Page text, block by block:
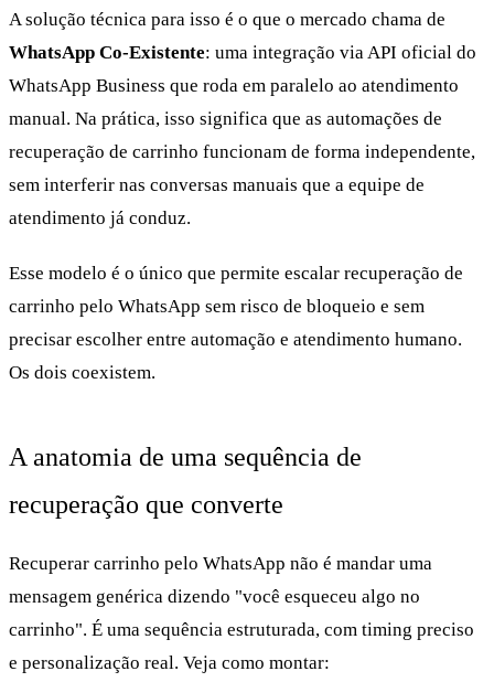
A solução técnica para isso é o que o mercado chama de
WhatsApp Co-Existente: uma integração via API oficial do
WhatsApp Business que roda em paralelo ao atendimento
manual. Na prática, isso significa que as automações de
recuperação de carrinho funcionam de forma independente,
sem interferir nas conversas manuais que a equipe de
atendimento já conduz.
Esse modelo é o único que permite escalar recuperação de
carrinho pelo WhatsApp sem risco de bloqueio e sem
precisar escolher entre automação e atendimento humano.
Os dois coexistem.
A anatomia de uma sequência de
recuperação que converte
Recuperar carrinho pelo WhatsApp não é mandar uma
mensagem genérica dizendo "você esqueceu algo no
carrinho". É uma sequência estruturada, com timing preciso
e personalização real. Veja como montar: